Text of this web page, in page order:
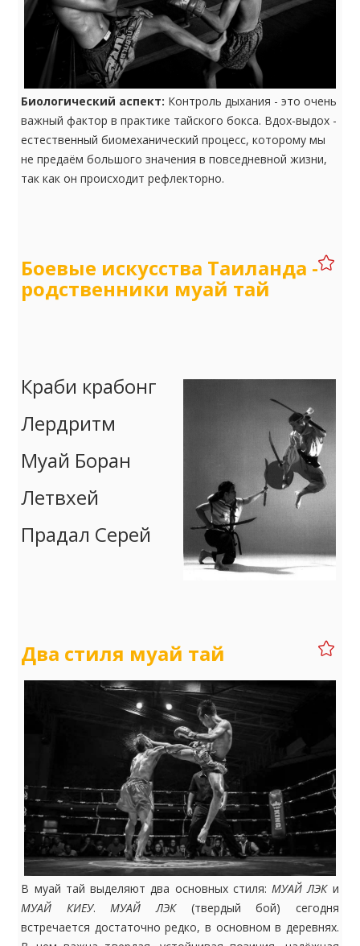
Биологический аспект: Контроль дыхания - это очень
важный фактор в практике тайского бокса. Вдох-выдох -
естественный биомеханический процесс, которому мы
не предаём большого значения в повседневной жизни,
так как он происходит рефлекторно.
Боевые искусства Таиланда -
родственники муай тай
Краби крабонг
Лердритм
Муай Боран
Летвхей
Прадал Серей
Два стиля муай тай
В муай тай выделяют два основных стиля: МУАЙ ЛЭКи
МУАЙ КИЕУ. МУАЙ ЛЭК(твердый бой) сегодня
встречается достаточно редко, в основном в деревнях.